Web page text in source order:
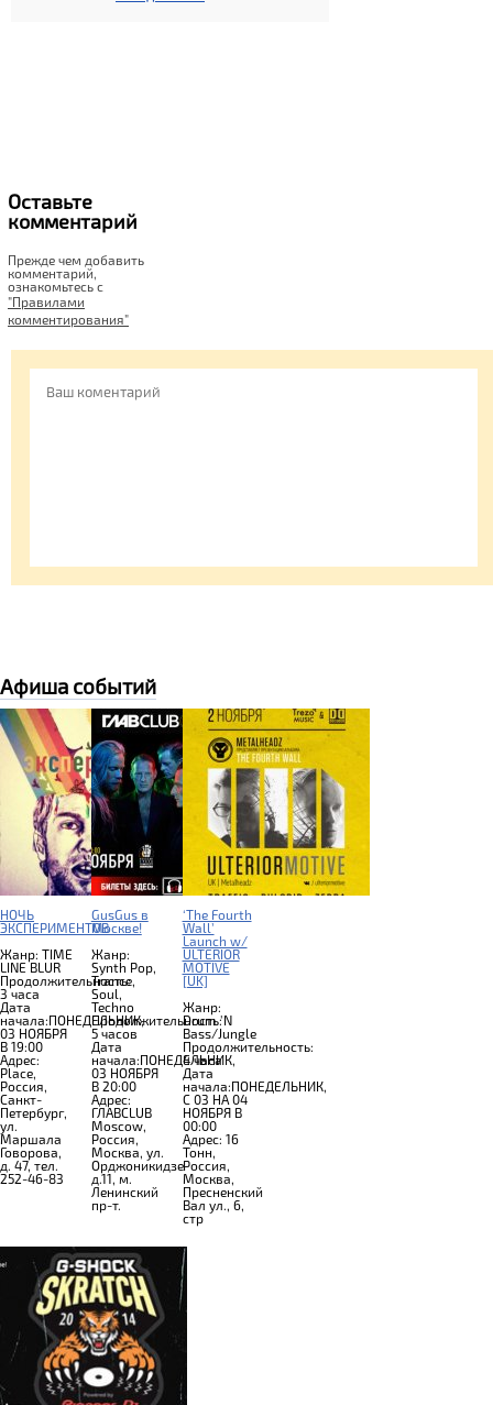
Оставьте
комментарий
Прежде чем добавить
комментарий,
ознакомьтесь c
"Правилами
комментирования"
Афиша событий
НОЧЬ
ЭКСПЕРИМЕНТОВ
Жанр: TIME
LINE BLUR
Продолжительность:
3 часа
Дата
начала:ПОНЕДЕЛЬНИК,
03 НОЯБРЯ
В 19:00
Адрес:
Place,
Россия,
Санкт-
Петербург,
ул.
Маршала
Говорова,
д. 47, тел.
252-46-83
GusGus в
Москве!
Жанр:
Synth Pop,
Trance,
Soul,
Techno
Продолжительность:
5 часов
Дата
начала:ПОНЕДЕЛЬНИК,
03 НОЯБРЯ
В 20:00
Адрес:
ГЛАВCLUB
Moscow,
Россия,
Москва, ул.
Орджоникидзе
д.11, м.
Ленинский
пр-т.
‘The Fourth
Wall’
Launch w/
ULTERIOR
MOTIVE
[UK]
Жанр:
Drum 'N
Bass/Jungle
Продолжительность:
4 часа
Дата
начала:ПОНЕДЕЛЬНИК,
C 03 НА 04
НОЯБРЯ В
00:00
Адрес: 16
Тонн,
Россия,
Москва,
Пресненский
Вал ул., 6,
стр